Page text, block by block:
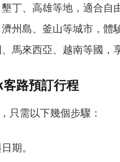
丁、高雄等地，適合自
州島、釜山等城市，體
馬來西亞、越南等國，
路預訂行程
只需以下幾個步驟：
期。